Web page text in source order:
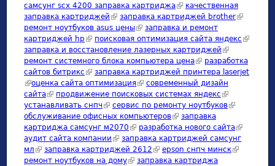
самсунг scx 4200 заправка картриджа(link is external)
качественная
заправка картриджей (link is external)
заправка картриджей brother(link is
ремонт ноутбуков asus цены(link is external)
заправка и ремонт
картриджей hp (link is external)
поисковая оптимизация сайта яндекс (link is
заправка и восстановление лазерных картриджей (link is
external)
ремонт системного блока компьютера цена(link is external)
разработка
сайтов битрикс (link is external)
заправка картриджей принтера laserjet
(link is external)
оценка сайта оптимизация(link is external)
современный дизайн
сайта(link is external)
продвижение поисковых системах яндекс (link is
external)
устанавливать снпч (link is external)
сервис по ремонту ноутбуков(link is
обслуживание офисных компьютеров(link is external)
заправка
картриджа самсунг м2070 (link is external)
разработка нового сайта(link is
external)
аудит сайта компании (link is external)
заправка картриджей самсунг
мл (link is external)
заправка картриджей 2612 (link is external)
epson снпч минск(link is
ремонт ноутбуков на дому(link is external)
заправка картриджа